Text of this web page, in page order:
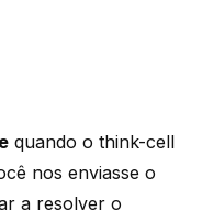
quando o think-cell
nos enviasse o
a resolver o